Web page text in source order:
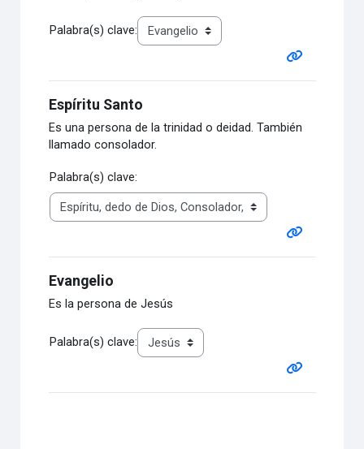
Palabra(s) clave:
Espíritu Santo
Es una persona de la trinidad o deidad. También
llamado consolador.
Palabra(s) clave:
Evangelio
Es la persona de Jesús
Palabra(s) clave: